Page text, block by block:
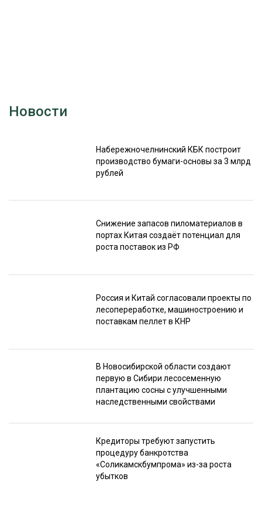
Новости
Набережночелнинский КБК построит
производство бумаги-основы за 3 млрд
рублей
Снижение запасов пиломатериалов в
портах Китая создаёт потенциал для
роста поставок из РФ
Россия и Китай согласовали проекты по
лесопереработке, машиностроению и
поставкам пеллет в КНР
В Новосибирской области создают
первую в Сибири лесосеменную
плантацию сосны с улучшенными
наследственными свойствами
Кредиторы требуют запустить
процедуру банкротства
«Соликамскбумпрома» из-за роста
убытков